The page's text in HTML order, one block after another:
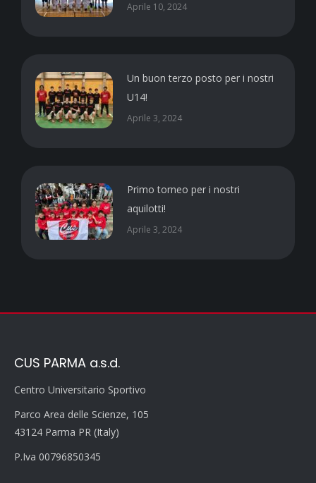
Aprile 10, 2024
Un buon terzo posto per i nostri
U14!
Aprile 3, 2024
Primo torneo per i nostri
aquilotti!
Aprile 3, 2024
CUS PARMA a.s.d.
Centro Universitario Sportivo
Parco Area delle Scienze, 105
43124 Parma PR (Italy)
P.Iva 00796850345